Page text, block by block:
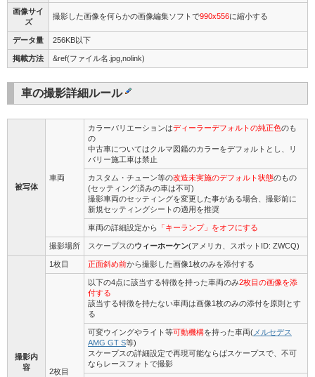
画像サイ
ズ
撮影した画像を何らかの画像編集ソフトで990x556に縮小する
データ量 256KB以下
掲載方法 &ref(ファイル名.jpg,nolink)
車の撮影詳細ルール
被写体
車両
カラーバリエーションはディーラーデフォルトの純正色のも
の
中古車についてはクルマ図鑑のカラーをデフォルトとし、リ
バリー施工車は禁止
カスタム・チューン等の改造未実施のデフォルト状態のもの
(セッティング済みの車は不可)
撮影車両のセッティングを変更した事がある場合、撮影前に
新規セッティングシートの適用を推奨
車両の詳細設定から 「キーランプ」をオフにする
撮影場所 スケープスのウィーホーケン(アメリカ、スポットID: ZWCQ)
撮影内
容
1枚目 正面斜め前から撮影した画像1枚のみを添付する
2枚目
以下の4点に該当する特徴を持った車両のみ2枚目の画像を添
付する
該当する特徴を持たない車両は画像1枚のみの添付を原則とす
る
可変ウイングやライト等可動機構を持った車両( メルセデス
AMG GT S等)
スケープスの詳細設定で再現可能ならばスケープスで、不可
ならレースフォトで撮影